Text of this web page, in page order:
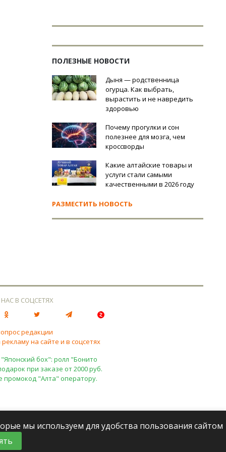
ПОЛЕЗНЫЕ НОВОСТИ
Дыня — родственница
огурца. Как выбрать,
вырастить и не навредить
здоровью
Почему прогулки и сон
полезнее для мозга, чем
кроссворды
Какие алтайские товары и
услуги стали самыми
качественными в 2026 году
РАЗМЕСТИТЬ НОВОСТЬ
В СОЦСЕТЯХ
редакции
на сайте и в соцсетях
бох": ролл "Бонито
при заказе от 2000 руб.
промокод "Алта" оператору.
мы используем для удобства пользования сайтом